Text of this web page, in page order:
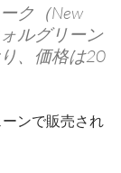
ク（New
ルグリーン
、価格は20
ンで販売され